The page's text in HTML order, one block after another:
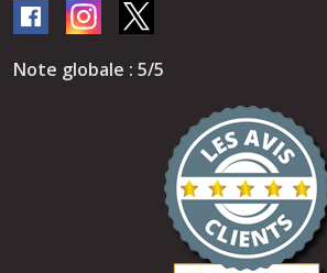
Note globale : 5/5